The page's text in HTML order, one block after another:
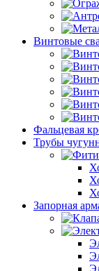
Винтовые
Фальцевая
Трубы
Запорная